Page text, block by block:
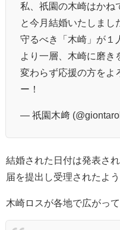
私、祇園の木崎はかね
と今月結婚いたしまし
守るべき「木崎」が１
より一層、木崎に磨
変わらず応援の方をよ
ー！
— 祇園木﨑
結婚された日付は発表さ
届を提出し受理されたよう
木崎ロスが各地で広がっ